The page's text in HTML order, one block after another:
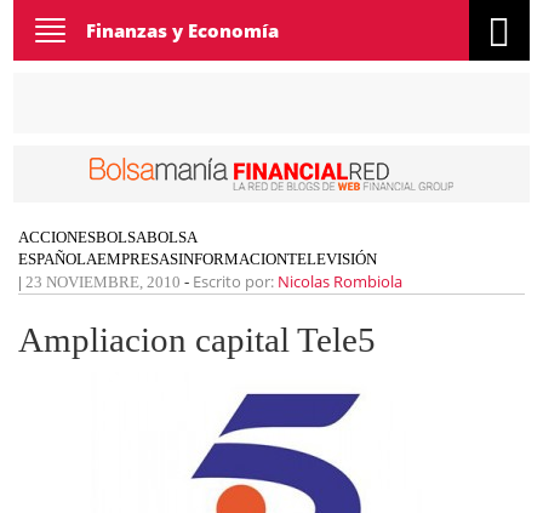
Toggle
navigation
Finanzas y Economía
ACCIONESBOLSABOLSA
ESPAÑOLAEMPRESASINFORMACIONTELEVISIÓN
| 23 NOVIEMBRE, 2010 - Escrito por: Nicolas Rombiola
Ampliacion capital Tele5